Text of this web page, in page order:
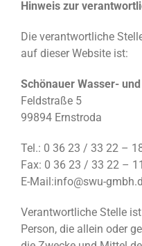
Hinweis zur
Die verantwortliche
auf dieser Website ist:
Schönauer Wasser-
Feldstraße 5
99894 Ernstroda
Tel.: 0 36 23 / 33 22 –
Fax: 0 36 23 / 33 22 – 11
E-Mail:info@swu-
Verantwortliche Stelle
Person, die allein oder